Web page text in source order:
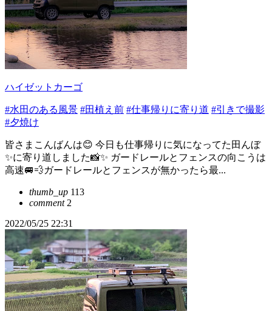
ハイゼットカーゴ
#水田のある風景 #田植え前 #仕事帰りに寄り道 #引きで撮影
#夕焼け
皆さまこんばんは😊 今日も仕事帰りに気になってた田んぼ
✨に寄り道しました📸✨ ガードレールとフェンスの向こうは
高速🚐💨ガードレールとフェンスが無かったら最...
thumb_up 113
comment2
2022/05/25 22:31